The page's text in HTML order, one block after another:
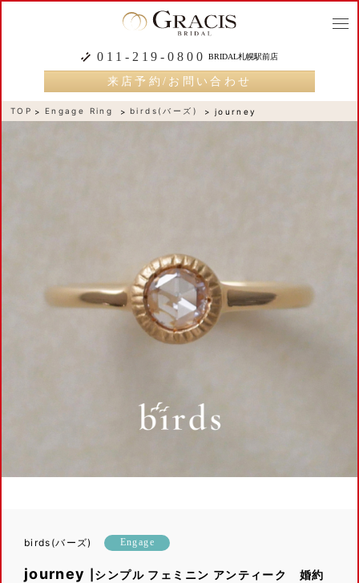
011-219-0800 BRIDAL札幌駅前店
来店予約/お問い合わせ
TOP Engage Ring birds(バーズ) journey
birds(バーズ) Engage
journey
|シンプル フェミニン アンティーク 婚約